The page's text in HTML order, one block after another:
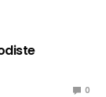
0